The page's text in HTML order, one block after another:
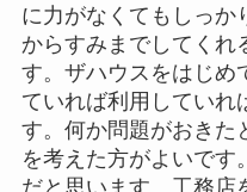
に力がなくてもしっか
からすみまでしてくれ
す。ザハウスをはじめ
ていれば利用していれ
す。何か問題がおきた
を考えた方がよいです
だと思います。工務店